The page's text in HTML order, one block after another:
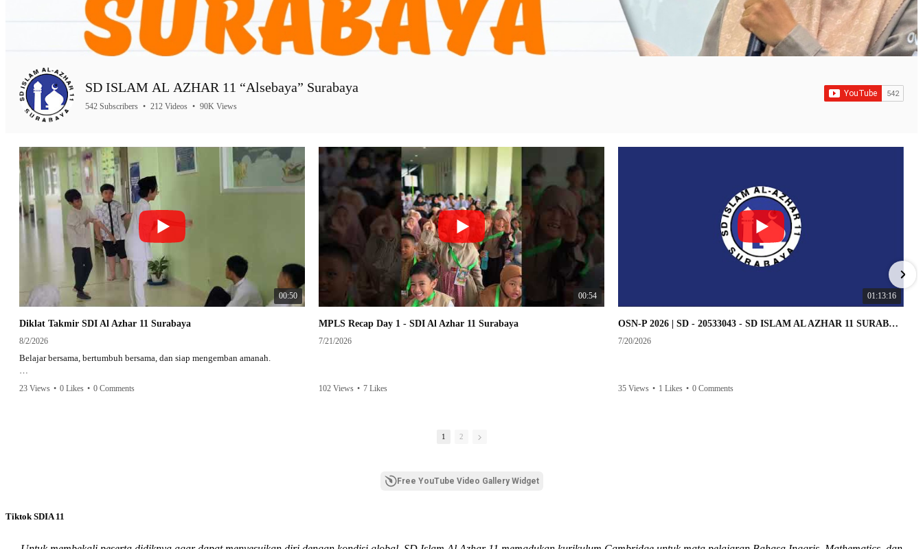
SD ISLAM AL AZHAR 11 “Alsebaya” Surabaya
542 Subscribers • 212 Videos • 90K Views
00:50
Diklat Takmir SDI Al Azhar 11 Surabaya
8/2/2026
Belajar bersama, bertumbuh bersama, dan siap mengemban amanah.
23 Views • 0 Likes • 0 Comments
00:54
MPLS Recap Day 1 - SDI Al Azhar 11 Surabaya
7/21/2026
102 Views • 7 Likes
01:13:16
OSN-P 2026 | SD - 20533043 - SD ISLAM AL AZHAR 11 SURABAYA | IPA
7/20/2026
35 Views • 1 Likes • 0 Comments
1 2
Free YouTube Video Gallery Widget
Tiktok SDIA 11